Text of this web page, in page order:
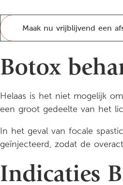
Maak nu vrijblijvend een
Botox
Helaas is het niet mogelijk
een groot gedeelte van het
In het geval van focale
geïnjecteerd, zodat de
Indicaties